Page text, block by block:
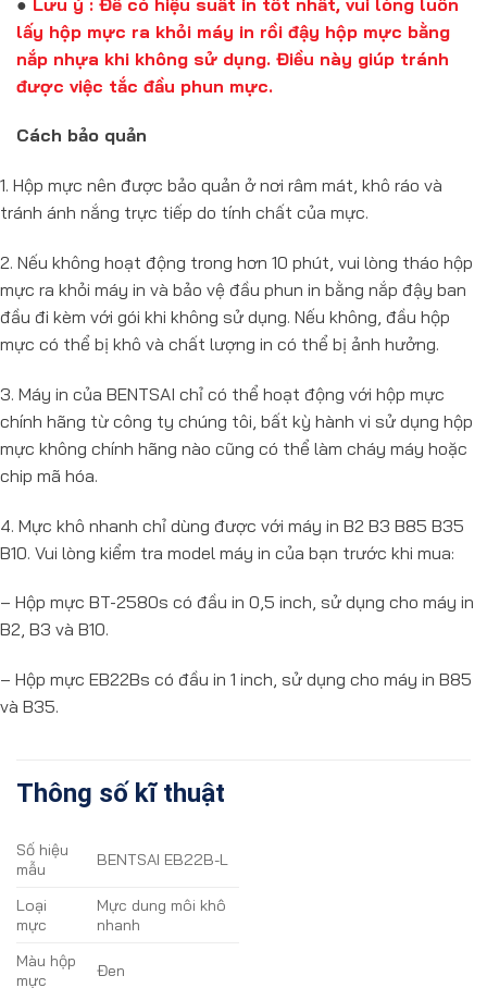
lấy hộp mực ra khỏi máy in rồi đậy hộp mực bằng
nắp nhựa khi không sử dụng. Điều này giúp tránh
được việc tắc đầu phun mực.
Cách bảo quản
1. Hộp mực nên được bảo quản ở nơi râm mát, khô ráo và
tránh ánh nắng trực tiếp do tính chất của mực.
2. Nếu không hoạt động trong hơn 10 phút, vui lòng tháo hộp
mực ra khỏi máy in và bảo vệ đầu phun in bằng nắp đậy ban
đầu đi kèm với gói khi không sử dụng. Nếu không, đầu hộp
mực có thể bị khô và chất lượng in có thể bị ảnh hưởng.
3. Máy in của BENTSAI chỉ có thể hoạt động với hộp mực
chính hãng từ công ty chúng tôi, bất kỳ hành vi sử dụng hộp
mực không chính hãng nào cũng có thể làm cháy máy hoặc
chip mã hóa.
4. Mực khô nhanh chỉ dùng được với máy in B2 B3 B85 B35
B10. Vui lòng kiểm tra model máy in của bạn trước khi mua:
– Hộp mực BT-2580s có đầu in 0,5 inch, sử dụng cho máy in
B2, B3 và B10.
– Hộp mực EB22Bs có đầu in 1 inch, sử dụng cho máy in B85
và B35.
Thông số kĩ thuật
Số hiệu
mẫu
BENTSAI EB22B-L
Loại
mực
Mực dung môi khô
nhanh
Màu hộp
mực
Đen